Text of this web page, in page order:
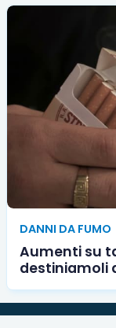
DANNI DA FUMO
Aumenti su
destiniamoli